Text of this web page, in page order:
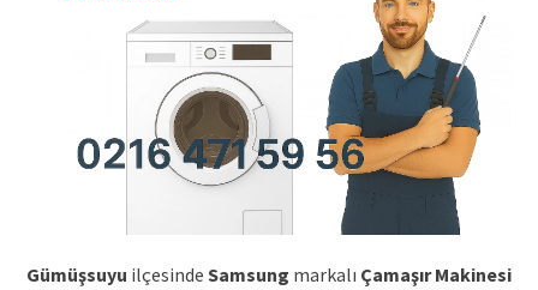
Gümüşsuyu ilçesinde Samsung markalı Çamaşır Makinesi